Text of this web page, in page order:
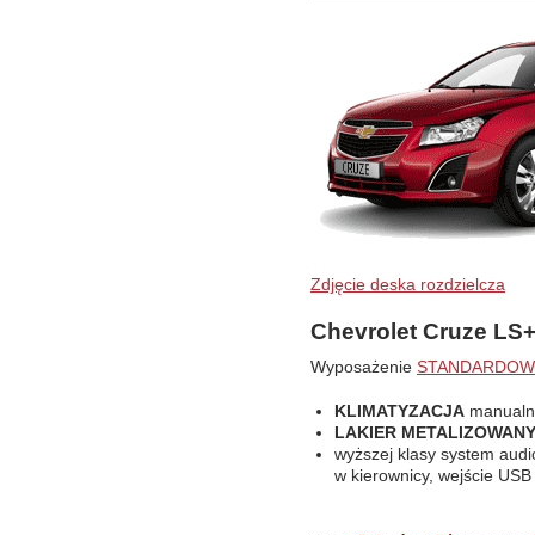
Zdjęcie deska rozdzielcza
Chevrolet Cruze
Wyposażenie
KLIMATYZACJA
LAKIER METALIZOWANY
wyższej klasy system
w kierownicy, wejście USB